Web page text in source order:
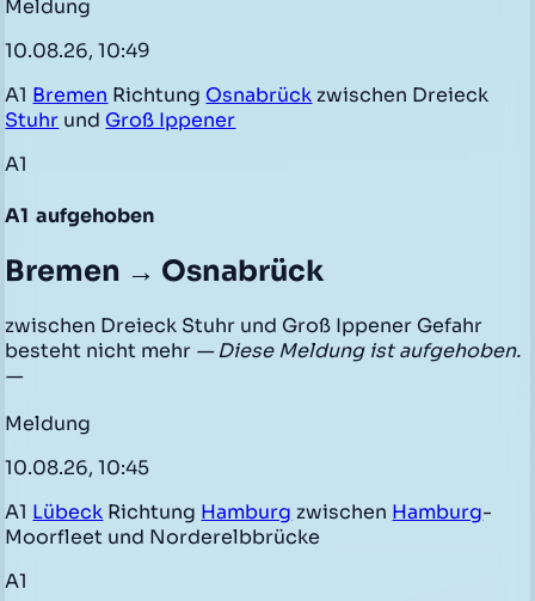
Meldung
10.08.26, 10:49
A1 Bremen Richtung Osnabrück zwischen Dreieck
Stuhr und Groß Ippener
A1
A1 aufgehoben
Bremen → Osnabrück
zwischen Dreieck Stuhr und Groß Ippener Gefahr
besteht nicht mehr — Diese Meldung ist aufgehoben.
—
Meldung
10.08.26, 10:45
A1 Lübeck Richtung Hamburg zwischen Hamburg-
Moorfleet und Norderelbbrücke
A1